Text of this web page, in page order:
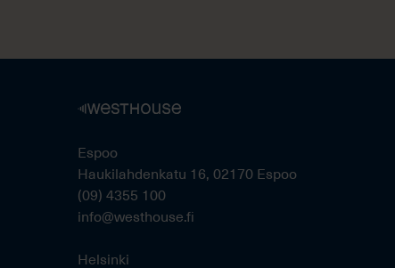
Espoo
Haukilahdenkatu 16, 02170 Espoo
(09) 4355 100
info@westhouse.fi
Helsinki